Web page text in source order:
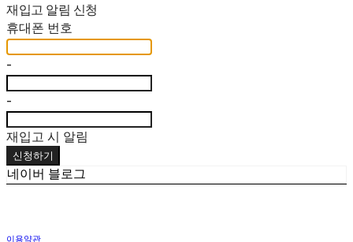
재입고 알림 신청
휴대폰 번호
-
-
재입고 시 알림
신청하기
네이버 블로그
이용약관